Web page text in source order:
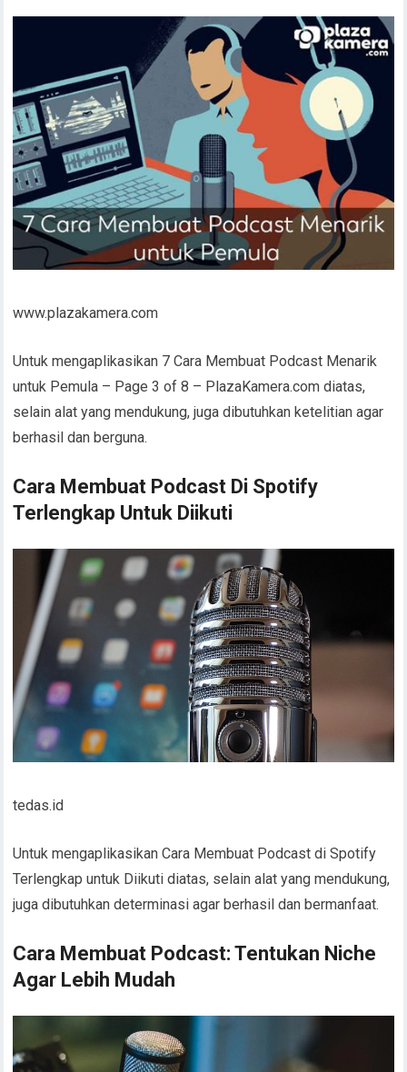
www.plazakamera.com
Untuk mengaplikasikan 7 Cara Membuat Podcast Menarik
untuk Pemula – Page 3 of 8 – PlazaKamera.com diatas,
selain alat yang mendukung, juga dibutuhkan ketelitian agar
berhasil dan berguna.
Cara Membuat Podcast Di Spotify
Terlengkap Untuk Diikuti
tedas.id
Untuk mengaplikasikan Cara Membuat Podcast di Spotify
Terlengkap untuk Diikuti diatas, selain alat yang mendukung,
juga dibutuhkan determinasi agar berhasil dan bermanfaat.
Cara Membuat Podcast: Tentukan Niche
Agar Lebih Mudah